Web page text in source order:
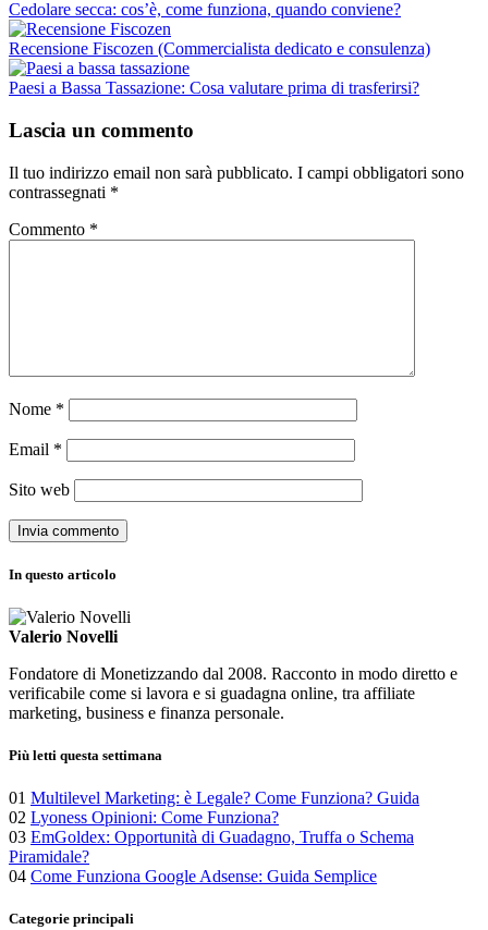
Cedolare secca: cos’è, come funziona, quando conviene?
Recensione Fiscozen (Commercialista dedicato e consulenza)
Paesi a Bassa Tassazione: Cosa valutare prima di trasferirsi?
Lascia un commento
Il tuo indirizzo email non sarà pubblicato. I campi obbligatori sono
contrassegnati *
Commento *
Nome *
Email *
Sito web
In questo articolo
Valerio Novelli
Fondatore di Monetizzando dal 2008. Racconto in modo diretto e
verificabile come si lavora e si guadagna online, tra affiliate
marketing, business e finanza personale.
Più letti questa settimana
01 Multilevel Marketing: è Legale? Come Funziona? Guida
02 Lyoness Opinioni: Come Funziona?
03 EmGoldex: Opportunità di Guadagno, Truffa o Schema
Piramidale?
04 Come Funziona Google Adsense: Guida Semplice
Categorie principali